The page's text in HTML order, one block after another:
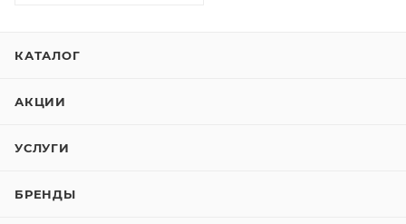
КАТАЛОГ
АКЦИИ
УСЛУГИ
БРЕНДЫ